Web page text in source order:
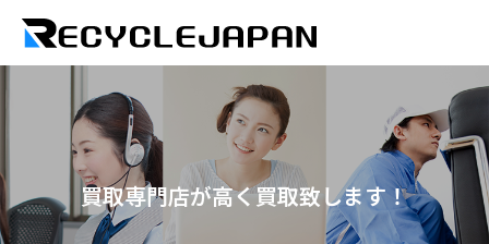
買取専門店が高く買取致します！